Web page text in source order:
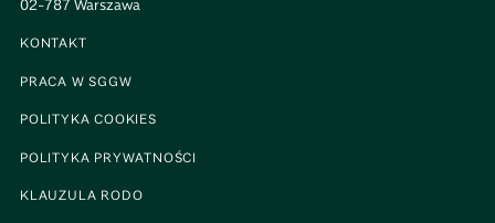
02-787 Warszawa
KONTAKT
PRACA W SGGW
POLITYKA COOKIES
POLITYKA PRYWATNOŚCI
KLAUZULA RODO